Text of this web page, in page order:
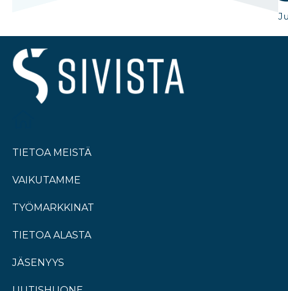
TIETOA MEISTÄ
VAIKUTAMME
TYÖMARKKINAT
TIETOA ALASTA
JÄSENYYS